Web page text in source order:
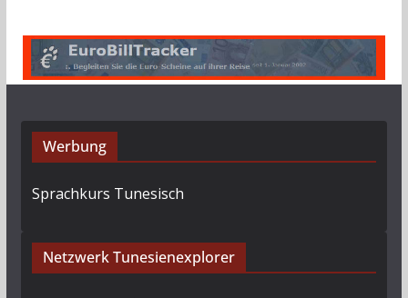
Werbung
Sprachkurs Tunesisch
Netzwerk Tunesienexplorer